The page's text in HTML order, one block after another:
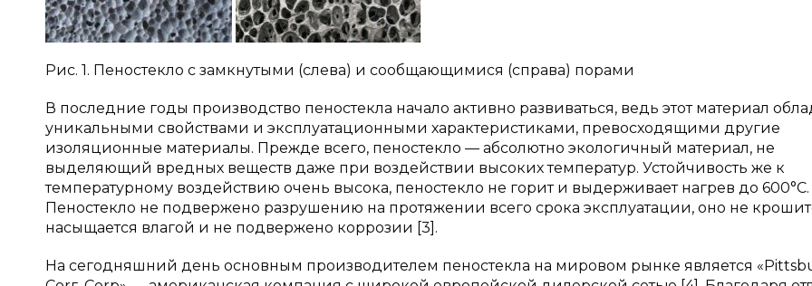
Рис. 1. Пеностекло с замкнутыми (слева) и сообщающимися (справа) порами
В последние годы производство пеностекла начало активно развиваться, ведь этот материал
уникальными свойствами и эксплуатационными характеристиками, превосходящими другие
изоляционные материалы. Прежде всего, пеностекло — абсолютно экологичный материал, не
выделяющий вредных веществ даже при воздействии высоких температур. Устойчивость же к
температурному воздействию очень высока, пеностекло не горит и выдерживает нагрев до 600°С.
Пеностекло не подвержено разрушению на протяжении всего срока эксплуатации, оно не
насыщается влагой и не подвержено коррозии [3].
На сегодняшний день основным производителем пеностекла на мировом рынке является